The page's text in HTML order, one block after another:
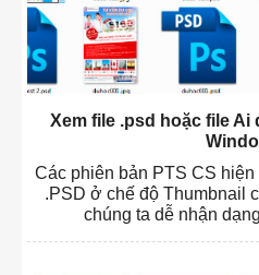
Xem file .psd hoặc file
Các phiên bản PTS CS
.PSD ở chế độ Thumbnail
chúng ta dễ nhận